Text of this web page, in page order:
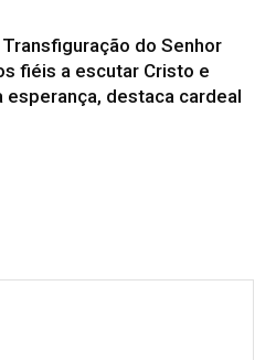
do Senhor
fiéis a escutar Cristo e
esperança, destaca cardeal